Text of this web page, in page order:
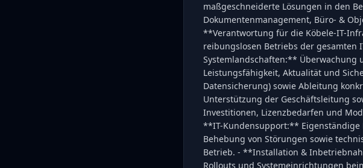
maßgeschneiderte Lösungen in den
Dokumentenmanagement, Büro- &
**Verantwortung für die Köbele-IT-
reibungslosen Betriebs der gesamten
Systemlandschaften:** Überwachung
Leistungsfähigkeit, Aktualität und
Datensicherung) sowie Ableitung
Unterstützung der Geschäftsleitung
Investitionen, Lizenzbedarfen und
**IT-Kundensupport:** Eigenständige
Behebung von Störungen sowie
Betrieb. - **Installation &
Rollouts und Systemeinrichtungen